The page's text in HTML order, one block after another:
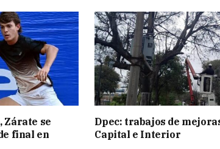
Zárate se
final en
Dpec: trabajos de
Capital e Interior